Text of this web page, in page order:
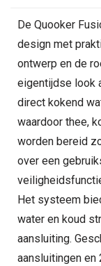
De Quooker
design met
ontwerp en de
eigentijdse look
direct kokend
waardoor thee,
worden bereid
over een
Het systeem
water en koud
aansluiting.
aansluitingen en